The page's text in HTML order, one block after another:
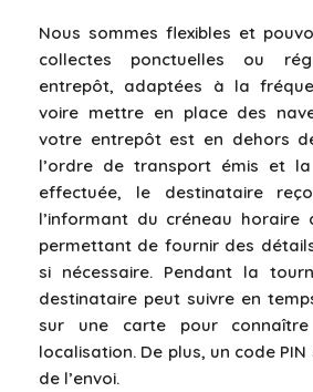
Nous sommes flexibles et
collectes ponctuelles ou
entrepôt, adaptées à la
voire mettre en place des
votre entrepôt est en dehors
l’ordre de transport émis et
effectuée, le destinataire
l’informant du créneau horaire
permettant de fournir des
si nécessaire. Pendant la
destinataire peut suivre en
sur une carte pour connaître
localisation. De plus, un code
de l’envoi.